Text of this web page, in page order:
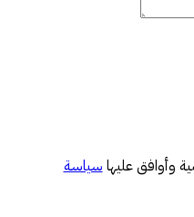
وأوافق عليها سياسة